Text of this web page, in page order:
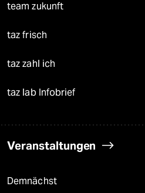
team zukunft
taz frisch
taz zahl ich
taz lab Infobrief
Veranstaltungen
Demnächst